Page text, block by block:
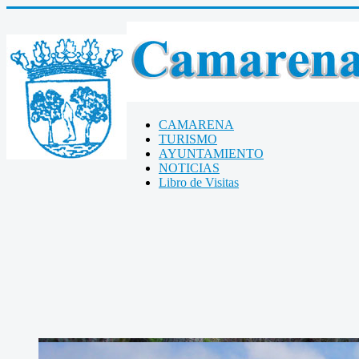
CAMARENA
TURISMO
AYUNTAMIENTO
NOTICIAS
Libro de Visitas